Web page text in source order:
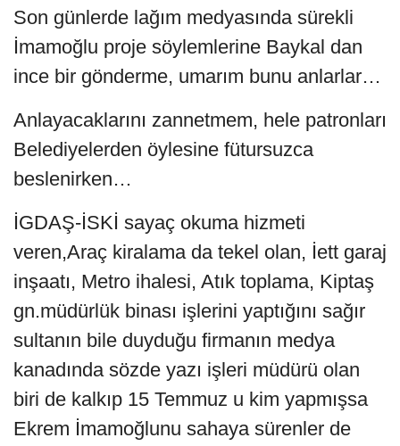
Son günlerde lağım medyasında sürekli
İmamoğlu proje söylemlerine Baykal dan
ince bir gönderme, umarım bunu anlarlar…
Anlayacaklarını zannetmem, hele patronları
Belediyelerden öylesine fütursuzca
beslenirken…
İGDAŞ-İSKİ sayaç okuma hizmeti
veren,Araç kiralama da tekel olan, İett garaj
inşaatı, Metro ihalesi, Atık toplama, Kiptaş
gn.müdürlük binası işlerini yaptığını sağır
sultanın bile duyduğu firmanın medya
kanadında sözde yazı işleri müdürü olan
biri de kalkıp 15 Temmuz u kim yapmışsa
Ekrem İmamoğlunu sahaya sürenler de